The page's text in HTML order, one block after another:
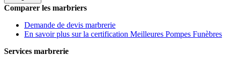
Comparer les marbriers
Demande de devis marbrerie
En savoir plus sur la certification Meilleures Pompes Funèbres
Services marbrerie